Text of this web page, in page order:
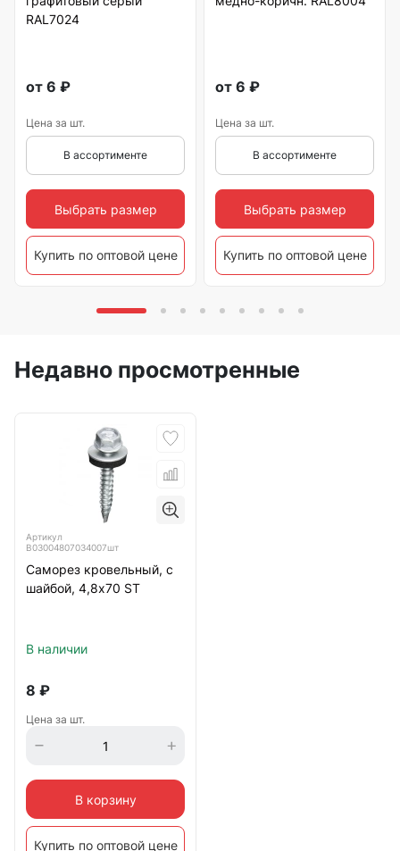
RAL7024
от 6 ₽
Цена за шт.
В ассортименте
Выбрать размер
Купить по оптовой цене
от 6 ₽
Цена за шт.
В ассортименте
Выбрать размер
Купить по оптовой цене
Недавно просмотренные
Артикул
B03004807034007шт
Саморез кровельный, с
шайбой, 4,8х70 ST
В наличии
8 ₽
Цена за шт.
В корзину
Купить по оптовой цене